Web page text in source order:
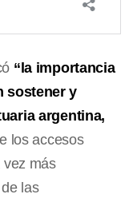
“la importancia
sostener y
argentina,
los accesos
vez más
las